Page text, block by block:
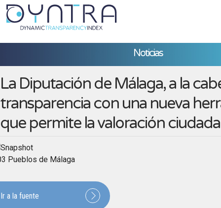
Noticias
La Diputación de Málaga, a la
transparencia con una nueva
que permite la valoración
Pueblos de Málaga
Ir a la fuente